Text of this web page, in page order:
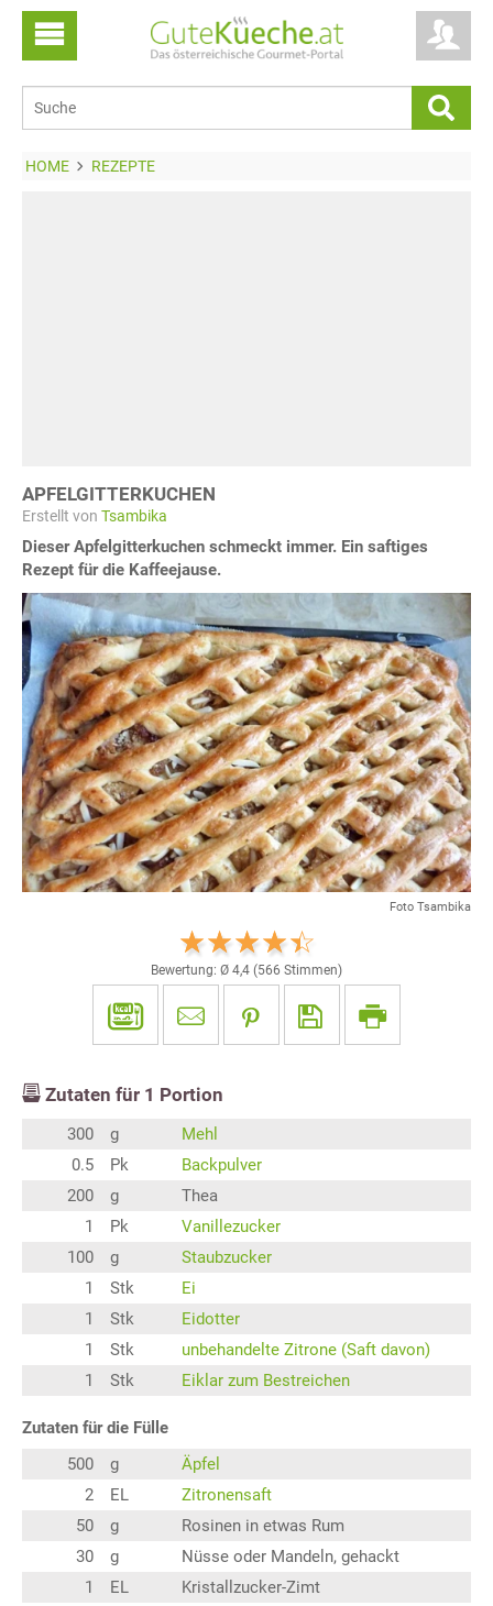
HOME REZEPTE
APFELGITTERKUCHEN
Erstellt von Tsambika
Dieser Apfelgitterkuchen schmeckt immer. Ein saftiges
Rezept für die Kaffeejause.
Foto Tsambika
Bewertung: Ø 4,4 (566 Stimmen)
Zutaten für 1 Portion
300 g
Mehl
0.5
Pk
Backpulver
200
g
Thea
1
Pk
Vanillezucker
100
g
Staubzucker
1
Stk
Ei
1
Stk
Eidotter
1
Stk
unbehandelte Zitrone (Saft davon)
1
Stk Eiklar zum Bestreichen
Zutaten für die Fülle
500
g
Äpfel
2
EL
Zitronensaft
50
g
Rosinen in etwas Rum
30
g
Nüsse oder Mandeln, gehackt
1
EL Kristallzucker-Zimt